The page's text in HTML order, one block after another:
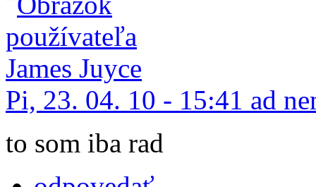
Pi, 23. 04. 10 - 15:41 ad
to som iba rad